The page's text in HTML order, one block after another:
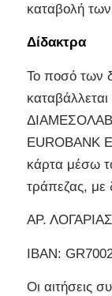
καταβολή
Δίδακτρα
Το ποσό των
EUROBANK
κάρτα μέσω
τράπεζας, με
AΡ.
IBAN:
Οι αιτήσεις